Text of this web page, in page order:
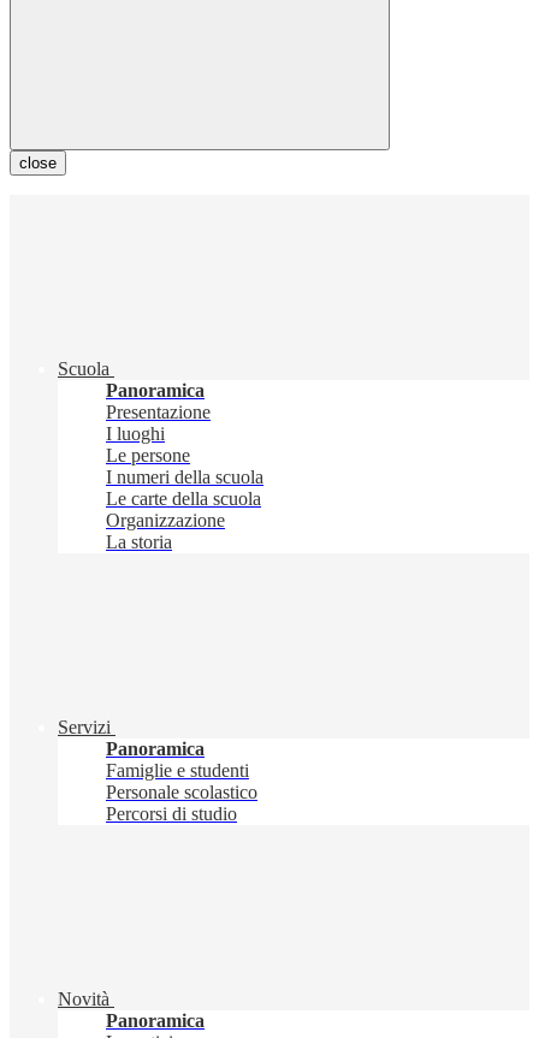
close
Scuola
Panoramica
Presentazione
I luoghi
Le persone
I numeri della scuola
Le carte della scuola
Organizzazione
La storia
Servizi
Panoramica
Famiglie e studenti
Personale scolastico
Percorsi di studio
Novità
Panoramica